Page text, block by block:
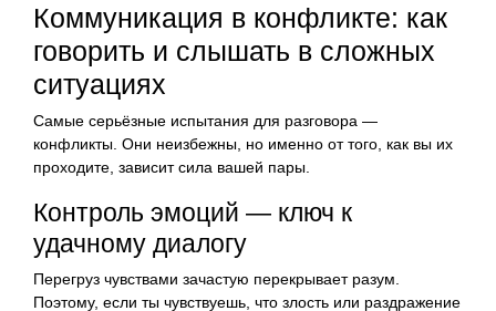
Коммуникация в конфликте: как
говорить и слышать в сложных
ситуациях
Самые серьёзные испытания для разговора —
конфликты. Они неизбежны, но именно от того, как вы их
проходите, зависит сила вашей пары.
Контроль эмоций — ключ к
удачному диалогу
Перегруз чувствами зачастую перекрывает разум.
Поэтому, если ты чувствуешь, что злость или раздражение